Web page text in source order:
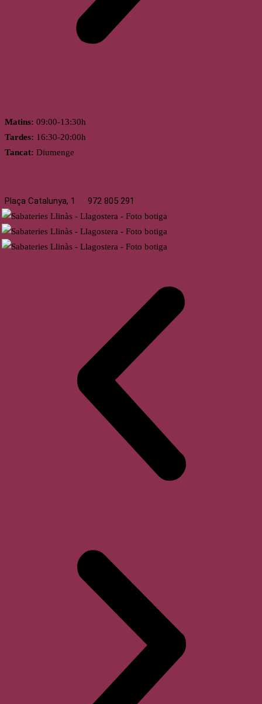
Matins: 09:00-13:30h
Tardes: 16:30-20:00h
Tancat: Diumenge
Plaça Catalunya, 1 972 805 291